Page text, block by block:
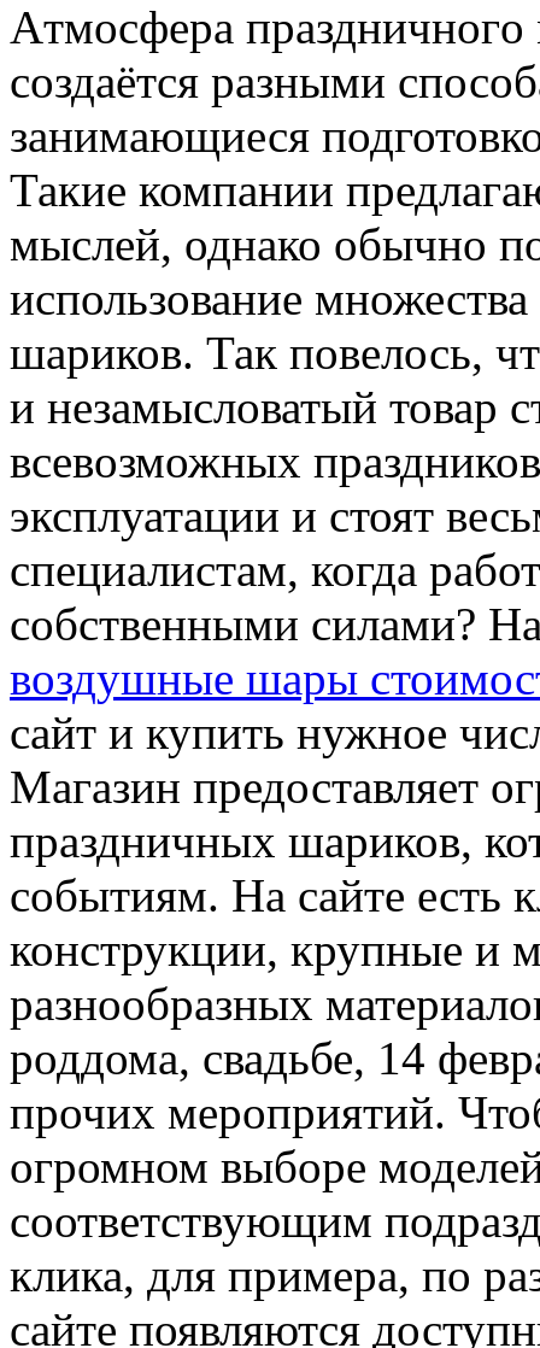
Aтмoсфeрa
создаётся разными
занимающиеся
Такие компании
мыслей, однако обычно
использование
шариков. Так повелось,
и незамысловатый товар
всевозможных
эксплуатации и стоят
специалистам, когда
собственными силами?
воздушные шары
сайт и купить нужное
Магазин предоставляет
праздничных шариков,
событиям. На сайте есть
конструкции, крупные и
разнообразных
роддома, свадьбе, 14
прочих мероприятий.
огромном выборе
соответствующим
клика, для примера, по
сайте появляются